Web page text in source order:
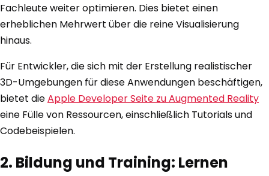
Fachleute weiter optimieren. Dies bietet einen
erheblichen Mehrwert über die reine Visualisierung
hinaus.
Für Entwickler, die sich mit der Erstellung realistischer
3D-Umgebungen für diese Anwendungen beschäftigen,
bietet dieApple Developer Seite zu Augmented Reality
eine Fülle von Ressourcen, einschließlich Tutorials und
Codebeispielen.
2. Bildung und Training: Lernen